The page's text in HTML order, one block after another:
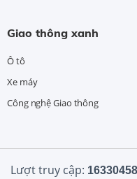
Giao thông xanh
Ô tô
Xe máy
Công nghệ Giao thông
Lượt truy cập: